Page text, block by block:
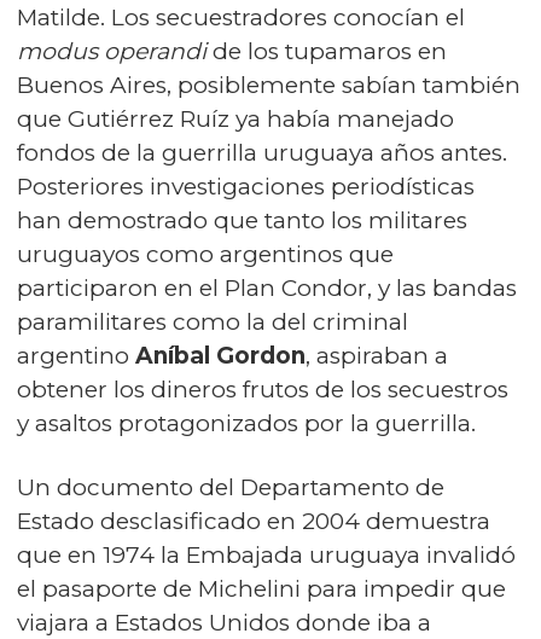
Matilde. Los secuestradores conocían el
modus operandide los tupamaros en
Buenos Aires, posiblemente sabían también
que Gutiérrez Ruíz ya había manejado
fondos de la guerrilla uruguaya años antes.
Posteriores investigaciones periodísticas
han demostrado que tanto los militares
uruguayos como argentinos que
participaron en el Plan Condor, y las bandas
paramilitares como la del criminal
argentino Aníbal Gordon, aspiraban a
obtener los dineros frutos de los secuestros
y asaltos protagonizados por la guerrilla.
Un documento del Departamento de
Estado desclasificado en 2004 demuestra
que en 1974 la Embajada uruguaya invalidó
el pasaporte de Michelini para impedir que
viajara a Estados Unidos donde iba a